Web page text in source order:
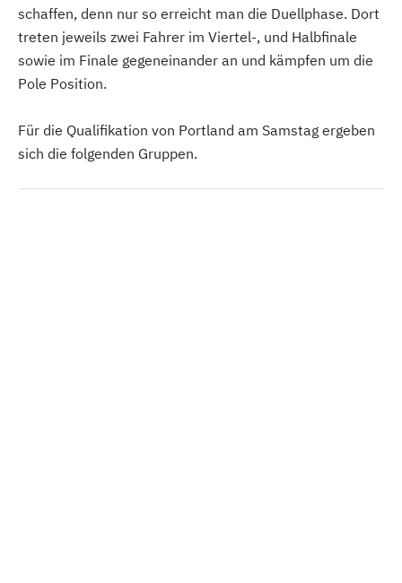
schaffen, denn nur so erreicht man die Duellphase. Dort
treten jeweils zwei Fahrer im Viertel-, und Halbfinale
sowie im Finale gegeneinander an und kämpfen um die
Pole Position.
Für die Qualifikation von Portland am Samstag ergeben
sich die folgenden Gruppen.